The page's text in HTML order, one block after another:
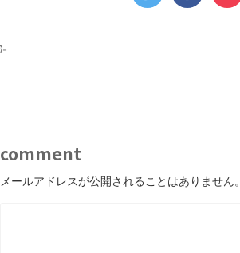
-
comment
メールアドレスが公開されることはありません。